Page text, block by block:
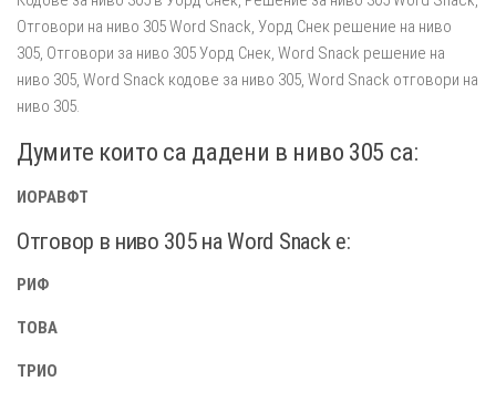
Отговори на ниво 305 Word Snack, Уорд Снек решение на ниво
305, Отговори за ниво 305 Уорд Снек, Word Snack решение на
ниво 305, Word Snack кодове за ниво 305, Word Snack отговори на
ниво 305.
Думите които са дадени в ниво 305 са:
ИОРАВФТ
Отговор в ниво 305 на Word Snack e:
РИФ
ТОВА
ТРИО